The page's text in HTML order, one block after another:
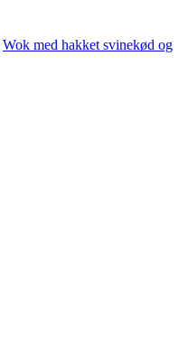
Wok med hakket svinekød og